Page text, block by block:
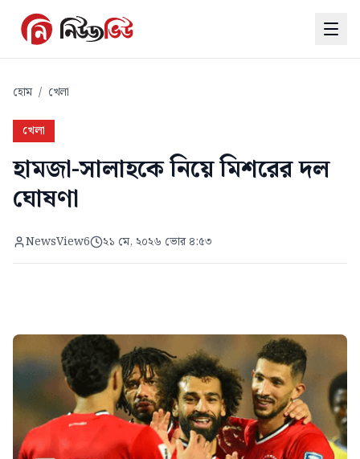
হোম / খেলা
খেলা
হামজা-সালাহকে নিয়ে মিশরের দল
ঘোষণা
NewsView6 ২১ মে, ২০২৬ ভোর ৪:৫৩